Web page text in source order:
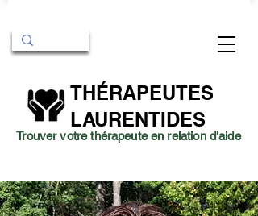
THÉRAPEUTES
LAURENTIDES
Trouver votre thérapeute en relation d'aide